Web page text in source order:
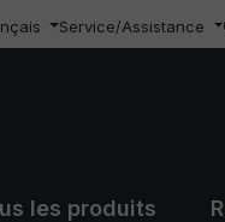
principale
Service/Assistance
les produits